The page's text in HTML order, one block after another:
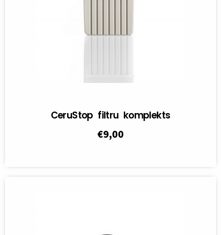
CeruStop filtru komplekts
€9,00